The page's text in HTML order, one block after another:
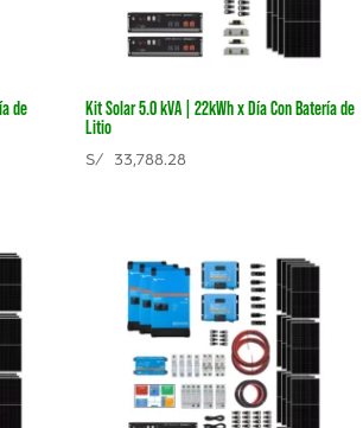
de
Kit Solar 5.0 kVA | 22kWh x Día Con Batería de
Litio
S/ 33,788.28